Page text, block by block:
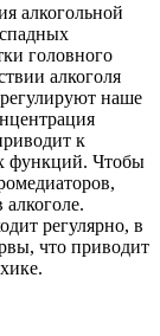
алкогольной
головного
алкоголя
наше
к
функций. Чтобы
регулярно, в
что приводит